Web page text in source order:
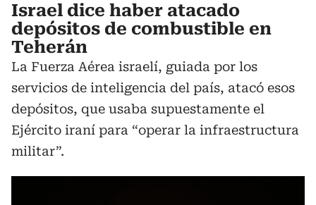
Israel dice haber atacado
depósitos de combustible en
Teherán
La Fuerza Aérea israelí, guiada por los
servicios de inteligencia del país, atacó esos
depósitos, que usaba supuestamente el
Ejército iraní para “operar la infraestructura
militar”.